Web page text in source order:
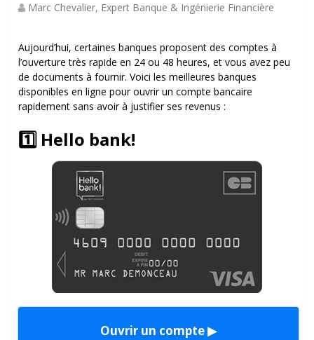
Marc Chevalier, Expert Banque & Ingénierie Financière
Aujourd’hui, certaines banques proposent des comptes à
l’ouverture très rapide en 24 ou 48 heures, et vous avez peu
de documents à fournir.Voici les meilleures banques
disponibles en ligne pour ouvrir un compte bancaire
rapidement sans avoir à justifier ses revenus :
1️⃣ Hello bank!
Ouvrir un compte ▶